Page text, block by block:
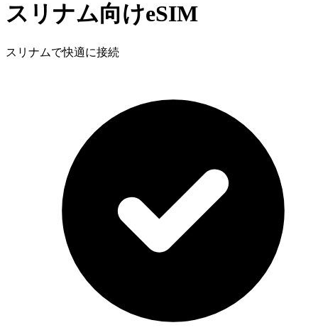
スリナム向けeSIM
スリナムで快適に接続